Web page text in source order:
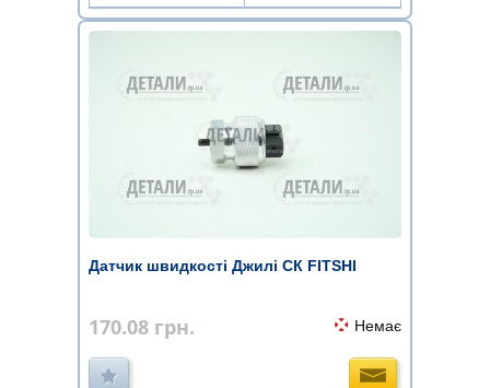
Датчик швидкості Джилі СК FITSHI
170.08 грн. Немає